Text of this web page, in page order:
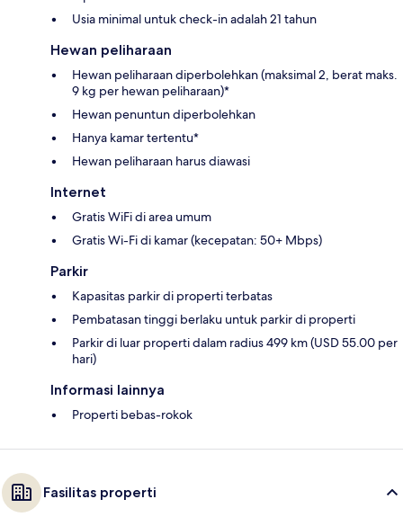
Usia minimal untuk check-in adalah 21 tahun
Hewan peliharaan
Hewan peliharaan diperbolehkan (maksimal 2, berat maks.
9 kg per hewan peliharaan)*
Hewan penuntun diperbolehkan
Hanya kamar tertentu*
Hewan peliharaan harus diawasi
Internet
Gratis WiFi di area umum
Gratis Wi-Fi di kamar (kecepatan: 50+ Mbps)
Parkir
Kapasitas parkir di properti terbatas
Pembatasan tinggi berlaku untuk parkir di properti
Parkir di luar properti dalam radius 499 km (USD 55.00 per
hari)
Informasi lainnya
Properti bebas-rokok
Fasilitas properti